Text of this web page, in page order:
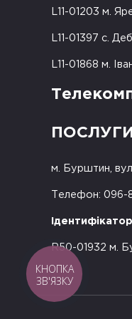
L11-01203 м.
L11-01397 с.
L11-01868 м.
м. Бурштин, вул.
Телефон:
R50-01932 м.
КНОПКА
ЗВ'ЯЗКУ